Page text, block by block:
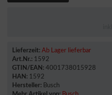
Lieferzeit: Ab Lager lieferbar
Art.Nr.: 1592
GTIN/EAN: 4001738015928
HAN: 1592
Hersteller: Busch